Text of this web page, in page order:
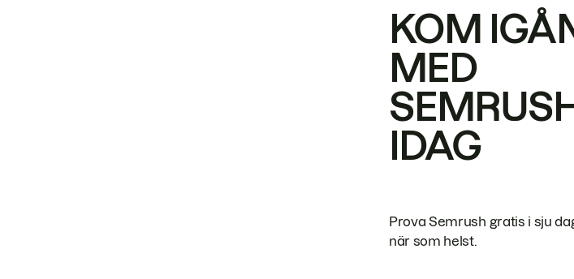
KOM
MED
IDAG
Prova Semrush gratis i sju
när som helst.